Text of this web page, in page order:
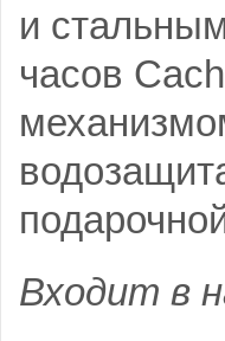
и
часов
Входит в